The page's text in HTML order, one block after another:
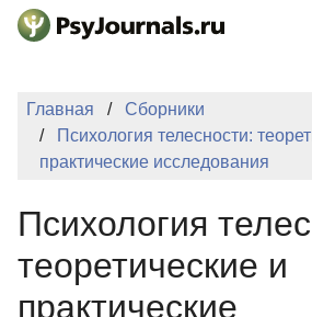
Перейти к основному содержанию
НОВОСТИ
ПОДАТЬ
КЛЮЧЕВЫЕ
Главная
Сборники
Психология телесности:
практические исследования
Психология
теоретические и
практические